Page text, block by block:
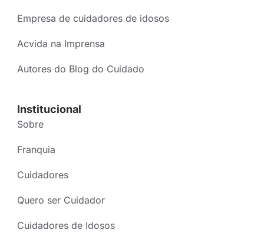
Empresa de cuidadores de idosos
Acvida na Imprensa
Autores do Blog do Cuidado
Institucional
Sobre
Franquia
Cuidadores
Quero ser Cuidador
Cuidadores de Idosos